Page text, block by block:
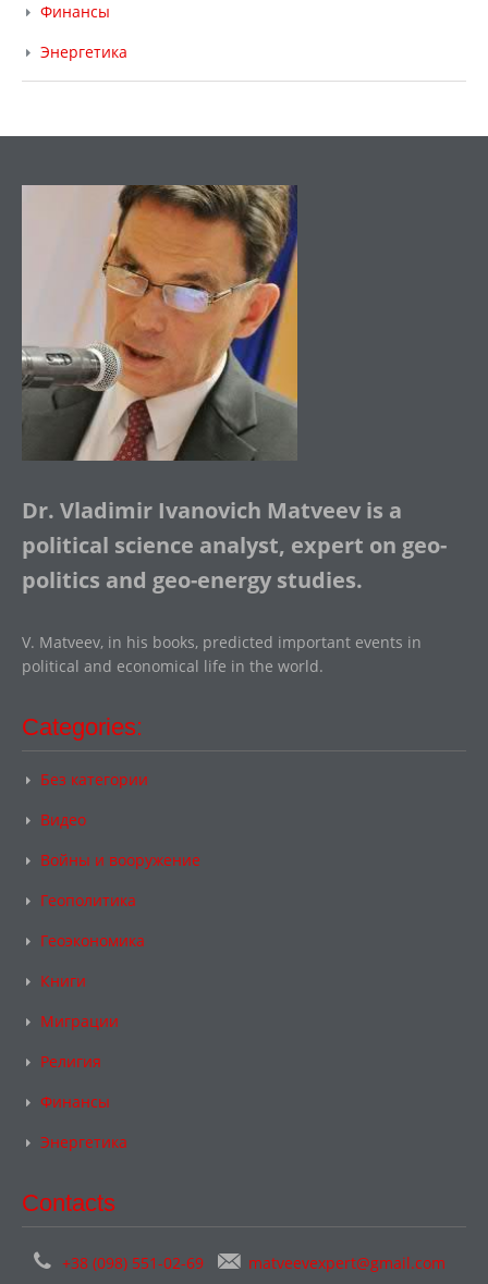
Финансы
Энергетика
Dr. Vladimir Ivanovich Matveev is a
political science analyst, expert on geo-
politics and geo-energy studies.
V. Matveev, in his books, predicted important events in
political and economical life in the world.
Categories:
Без категории
Видео
Войны и вооружение
Геополитика
Геоэкономика
Книги
Миграции
Религия
Финансы
Энергетика
Contacts
+38 (098) 551-02-69 matveevexpert@gmail.com